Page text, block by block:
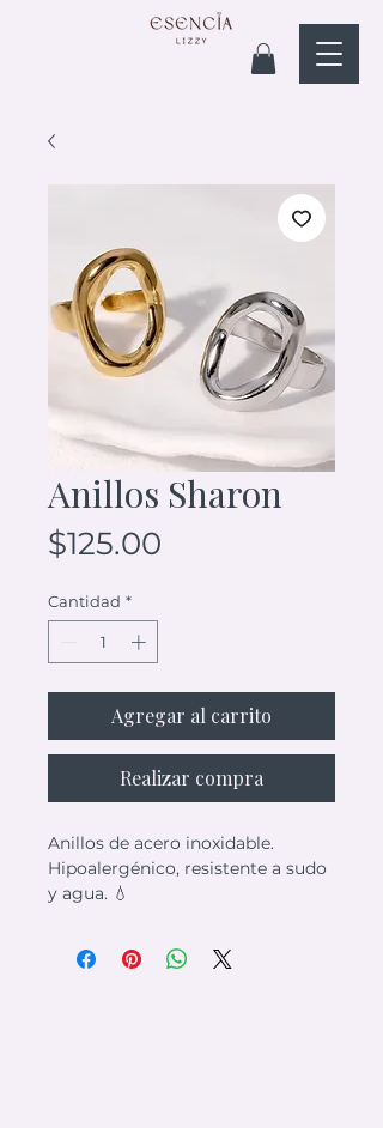
Anillos Sharon
$125.00
Cantidad *
Agregar al carrito
Realizar compra
Anillos de acero inoxidable.
Hipoalergénico, resistente a sudo
y agua. 💧